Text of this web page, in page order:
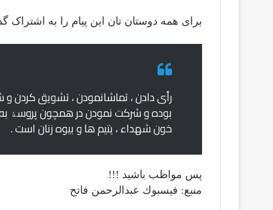
برای همه دوستان تان این پیام را به اشتراک
رأی دادن ، تماشانمودن ، تشویق کردن
بوده و شرکت نمودن در همچون پروسۀ
خون شهداء ، یتیم ها و بیوه زنان است .
پس مواظب باشید !!!
منبع: فيسبوك عبدالرحمن فاتح